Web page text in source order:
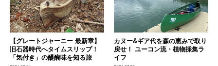
【グレートジャーニー 最新章】
旧石器時代へタイムスリップ！
「気付き」の醍醐味を知る旅
カヌー&ギア代を森の恵みで取り
戻せ！ ユーコン流・植物採集ラ
イフ